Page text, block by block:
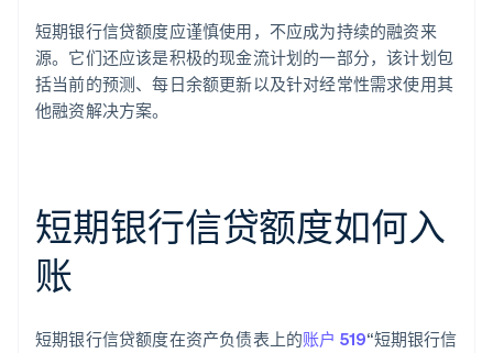
短期银行信贷额度应谨慎使用，不应成为持续的融资来
源。它们还应该是积极的现金流计划的一部分，该计划包
括当前的预测、每日余额更新以及针对经常性需求使用其
他融资解决方案。
短期银行信贷额度如何入
账
短期银行信贷额度在资产负债表上的账户 519“短期银行信